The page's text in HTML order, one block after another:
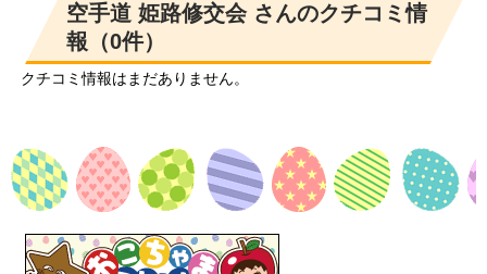
空手道 姫路修交会 さんのクチコミ情
報（0件）
クチコミ情報はまだありません。